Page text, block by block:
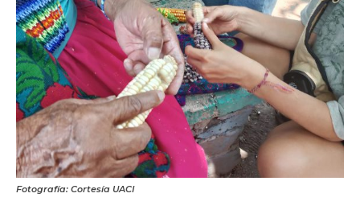
Fotografía: Cortesía UACI